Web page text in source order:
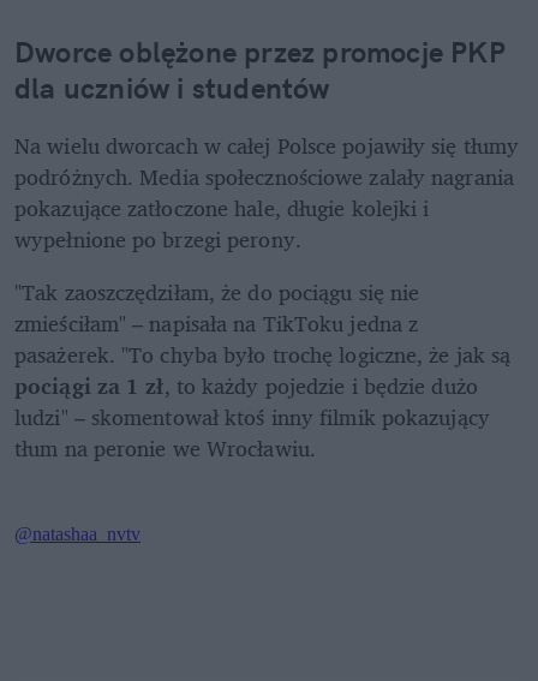
Dworce oblężone przez promocje PKP
dla uczniów i studentów
Na wielu dworcach w całej Polsce pojawiły się tłumy
podróżnych. Media społecznościowe zalały nagrania
pokazujące zatłoczone hale, długie kolejki i
wypełnione po brzegi perony.
"Tak zaoszczędziłam, że do pociągu się nie
zmieściłam" – napisała na TikToku jedna z
pociągi za 1 zł, to każdy pojedzie i będzie dużo
ludzi" – skomentował ktoś inny filmik pokazujący
tłum na peronie we Wrocławiu.